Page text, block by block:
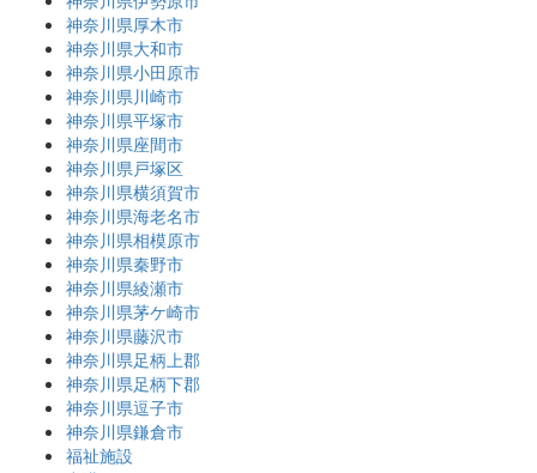
神奈川県厚木市
神奈川県大和市
神奈川県小田原市
神奈川県川崎市
神奈川県平塚市
神奈川県座間市
神奈川県戸塚区
神奈川県横須賀市
神奈川県海老名市
神奈川県相模原市
神奈川県秦野市
神奈川県綾瀬市
神奈川県茅ケ崎市
神奈川県藤沢市
神奈川県足柄上郡
神奈川県足柄下郡
神奈川県逗子市
神奈川県鎌倉市
福祉施設